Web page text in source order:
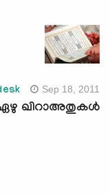
Sep 18, 2011
ഖിറാഅതുകള്‍